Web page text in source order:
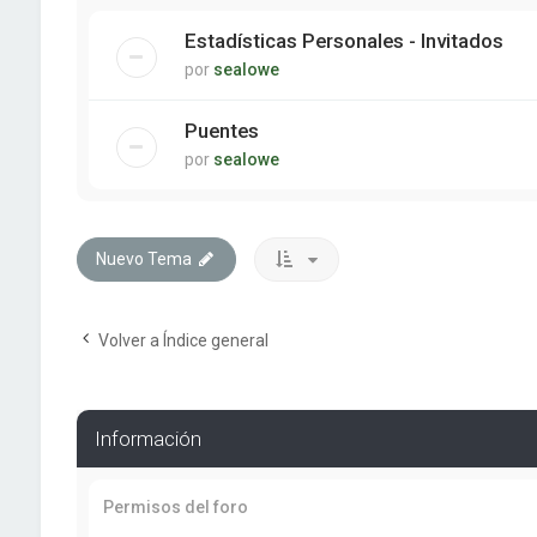
Estadísticas Personales - Invitados
por sealowe
Puentes
por sealowe
Nuevo Tema
Volver a Índice general
Información
Permisos del foro